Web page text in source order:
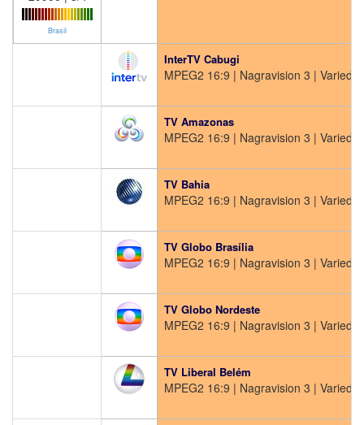
Brasil
InterTV Cabugi
MPEG2 16:9 | Nagravision 3 |
TV Amazonas
MPEG2 16:9 | Nagravision 3 |
TV Bahia
MPEG2 16:9 | Nagravision 3 |
TV Globo Brasília
MPEG2 16:9 | Nagravision 3 |
TV Globo Nordeste
MPEG2 16:9 | Nagravision 3 |
TV Liberal Belém
MPEG2 16:9 | Nagravision 3 |